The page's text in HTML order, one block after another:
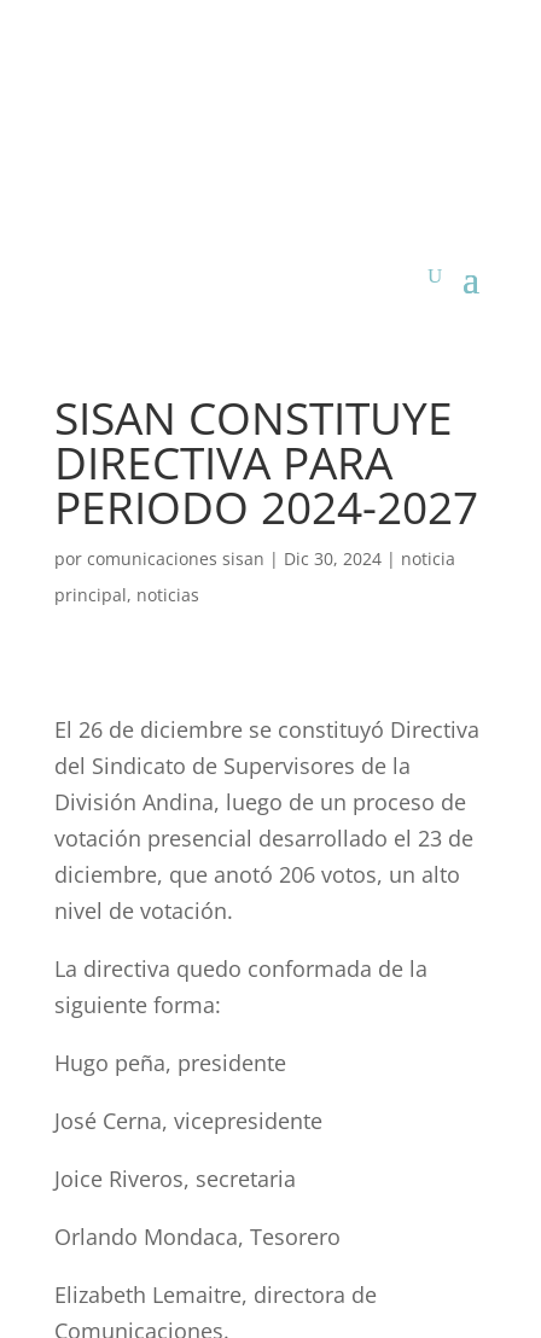
SISAN CONSTITUYE
DIRECTIVA PARA
PERIODO 2024-2027
por comunicaciones sisan | Dic 30, 2024| noticia
principal, noticias
El 26 de diciembre se constituyó Directiva
del Sindicato de Supervisores de la
División Andina, luego de un proceso de
votación presencial desarrollado el 23 de
diciembre, que anotó 206 votos, un alto
nivel de votación.
La directiva quedo conformada de la
siguiente forma:
Hugo peña, presidente
José Cerna, vicepresidente
Joice Riveros, secretaria
Orlando Mondaca, Tesorero
Elizabeth Lemaitre, directora de
Comunicaciones.